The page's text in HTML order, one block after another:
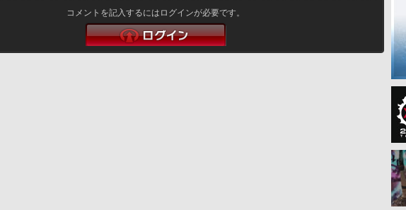
コメントを記入するにはログインが必要です。